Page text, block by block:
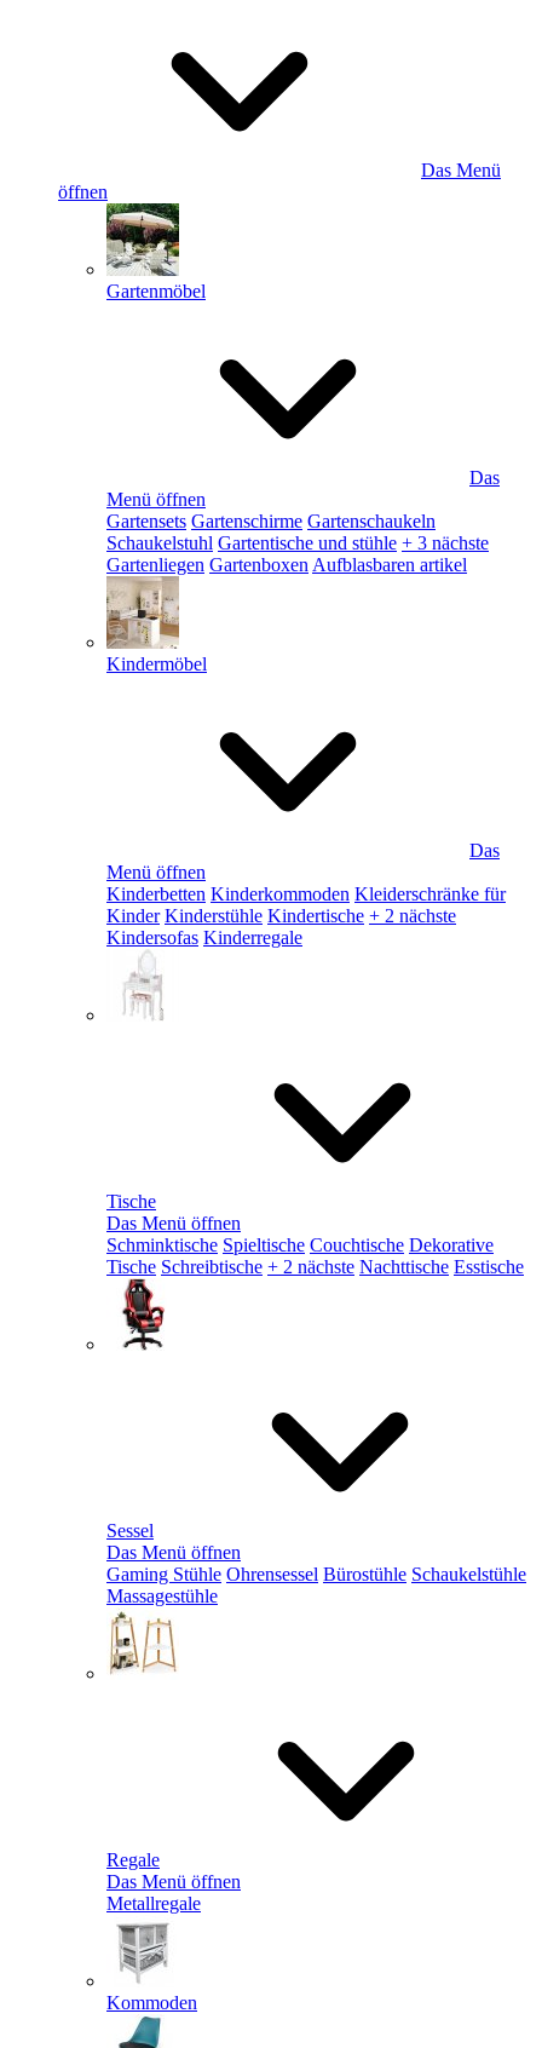
Das Menü
öffnen
Gartenmöbel
Das
Menü öffnen
Gartensets Gartenschirme Gartenschaukeln
Schaukelstuhl Gartentische und stühle + 3 nächste
Gartenliegen Gartenboxen Aufblasbaren artikel
Kindermöbel
Das
Menü öffnen
Kinderbetten Kinderkommoden Kleiderschränke für
Kinder Kinderstühle Kindertische + 2 nächste
Kindersofas Kinderregale
Tische
Das Menü öffnen
Schminktische Spieltische Couchtische Dekorative
Tische Schreibtische + 2 nächste Nachttische Esstische
Sessel
Das Menü öffnen
Gaming Stühle Ohrensessel Bürostühle Schaukelstühle
Massagestühle
Regale
Das Menü öffnen
Metallregale
Kommoden